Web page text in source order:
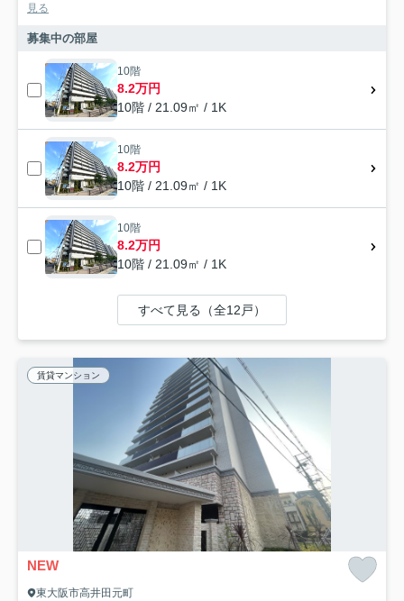
見る
募集中の部屋
10階
8.2万円
10階 / 21.09㎡ / 1K
10階
8.2万円
10階 / 21.09㎡ / 1K
10階
8.2万円
10階 / 21.09㎡ / 1K
すべて見る（全12戸）
賃貸マンション
NEW
東大阪市高井田元町